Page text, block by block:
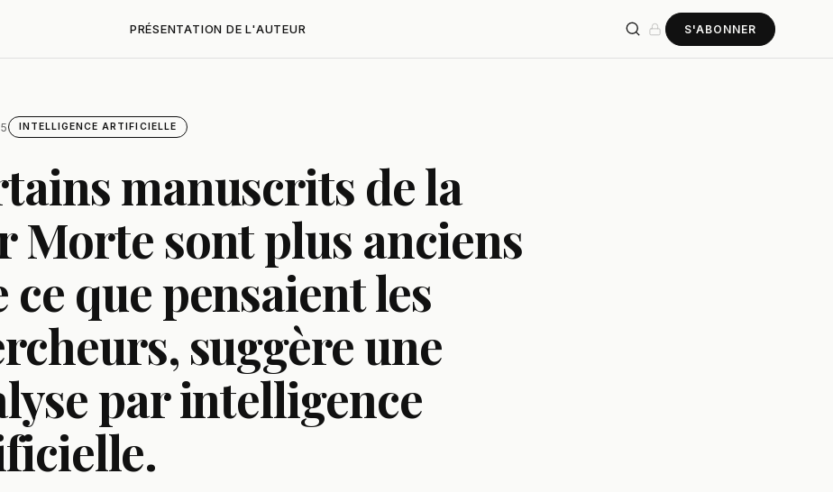
PRÉSENTATION DE L'AUTEUR S'ABONNER
INTELLIGENCE ARTIFICIELLE
manuscrits de la
Morte sont plus anciens
ce que pensaient les
suggère une
par intelligence